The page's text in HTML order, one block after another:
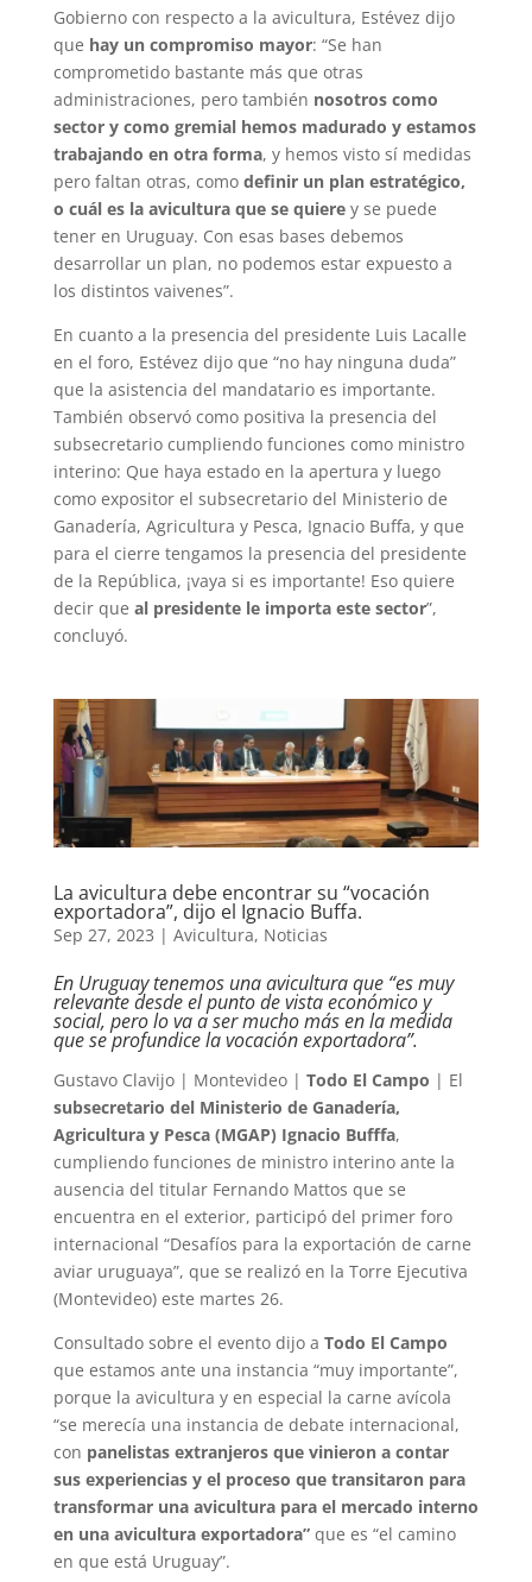
Gobierno con respecto a la avicultura, Estévez dijo
que hay un compromiso mayor: “Se han
comprometido bastante más que otras
administraciones, pero también nosotros como
sector y como gremial hemos madurado y estamos
trabajando en otra forma, y hemos visto sí medidas
pero faltan otras, como definir un plan estratégico,
o cuál es la avicultura que se quierey se puede
tener en Uruguay. Con esas bases debemos
desarrollar un plan, no podemos estar expuesto a
los distintos vaivenes”.
En cuanto a la presencia del presidente Luis Lacalle
en el foro, Estévez dijo que “no hay ninguna duda”
que la asistencia del mandatario es importante.
También observó como positiva la presencia del
subsecretario cumpliendo funciones como ministro
interino: Que haya estado en la apertura y luego
como expositor el subsecretario del Ministerio de
Ganadería, Agricultura y Pesca, Ignacio Buffa, y que
para el cierre tengamos la presencia del presidente
de la República, ¡vaya si es importante! Eso quiere
decir que al presidente le importa este sector”,
concluyó.
La avicultura debe encontrar su “vocación
exportadora”, dijo el Ignacio Buffa.
Sep 27, 2023 | Avicultura, Noticias
En Uruguay tenemos una avicultura que “es muy
relevante desde el punto de vista económico y
social, pero lo va a ser mucho más en la medida
que se profundice la vocación exportadora”.
Gustavo Clavijo | Montevideo | Todo El Campo | El
subsecretario del Ministerio de Ganadería,
Agricultura y Pesca (MGAP) Ignacio Bufffa,
cumpliendo funciones de ministro interino ante la
ausencia del titular Fernando Mattos que se
encuentra en el exterior, participó del primer foro
internacional “Desafíos para la exportación de carne
aviar uruguaya”, que se realizó en la Torre Ejecutiva
(Montevideo) este martes 26.
Consultado sobre el evento dijo a Todo El Campo
que estamos ante una instancia “muy importante”,
porque la avicultura y en especial la carne avícola
“se merecía una instancia de debate internacional,
con panelistas extranjeros que vinieron a contar
sus experiencias y el proceso que transitaron para
transformar una avicultura para el mercado interno
en una avicultura exportadora”que es “el camino
en que está Uruguay”.